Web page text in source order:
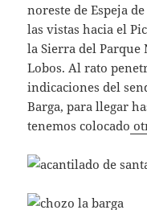
noreste de Espeja
las vistas hacia el
la Sierra del Parque
Lobos. Al rato
indicaciones del
Barga, para llegar
tenemos colocado